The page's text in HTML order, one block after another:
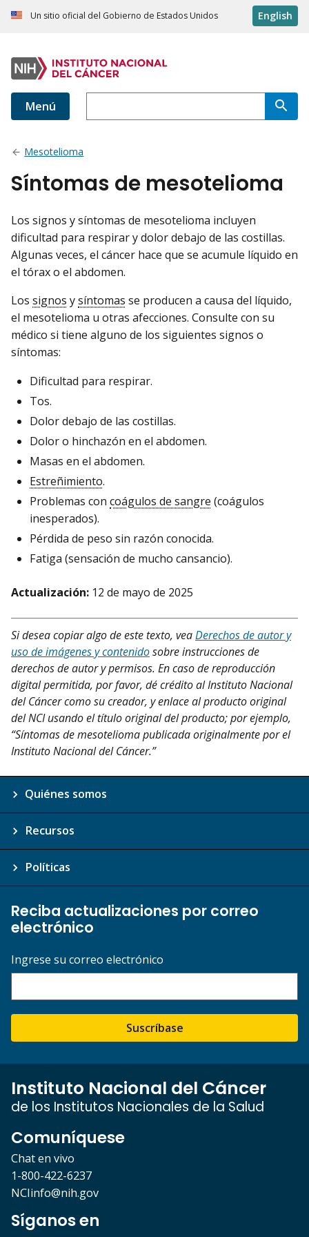
Un sitio oficial del Gobierno de Estados Unidos English
Menú
Mesotelioma
Síntomas de mesotelioma
Los signos y síntomas de mesotelioma incluyen
dificultad para respirar y dolor debajo de las costillas.
Algunas veces, el cáncer hace que se acumule líquido en
el tórax o el abdomen.
Los signos ysíntomas se producen a causa del líquido,
el mesotelioma u otras afecciones. Consulte con su
médico si tiene alguno de los siguientes signos o
síntomas:
Dificultad para respirar.
Tos.
Dolor debajo de las costillas.
Dolor o hinchazón en el abdomen.
Masas en el abdomen.
Estreñimiento.
Problemas con coágulos de sangre (coágulos
inesperados).
Pérdida de peso sin razón conocida.
Fatiga (sensación de mucho cansancio).
Actualización: 12 de mayo de 2025
Si desea copiar algo de este texto, veaDerechos de autor y
uso de imágenes y contenidosobre instrucciones de
derechos de autor y permisos. En caso de reproducción
digital permitida, por favor, dé crédito al Instituto Nacional
del Cáncer como su creador, y enlace al producto original
del NCI usando el título original del producto; por ejemplo,
“Síntomas de mesotelioma publicada originalmente por el
Instituto Nacional del Cáncer.”
Quiénes somos
Recursos
Políticas
Reciba actualizaciones por correo
electrónico
Ingrese su correo electrónico
Suscríbase
Instituto Nacional del Cáncer
de los Institutos Nacionales de la Salud
Comuníquese
Chat en vivo
1-800-422-6237
NCIinfo@nih.gov
Síganos en